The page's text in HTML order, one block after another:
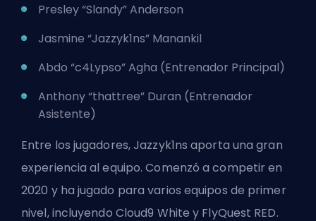
Presley “Slandy” Anderson
Jasmine “Jazzyk1ns” Manankil
Abdo “c4Lypso” Agha (Entrenador Principal)
Anthony “thattree” Duran (Entrenador
Asistente)
Entre los jugadores, Jazzyk1ns aporta una gran
experiencia al equipo. Comenzó a competir en
2020 y ha jugado para varios equipos de primer
nivel, incluyendo Cloud9 White y FlyQuest RED.